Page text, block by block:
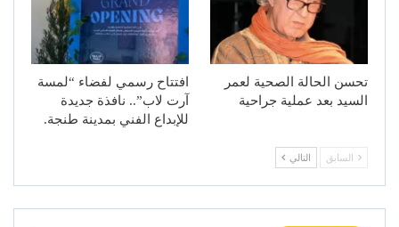
تحسن الحالة الصحية لعمر
السيد بعد عملية جراحية
افتتاح رسمي لفضاء “لمسة
آرت لاب”.. نافذة جديدة
للإبداع الفني بمدينة طنجة.
السابق التالي